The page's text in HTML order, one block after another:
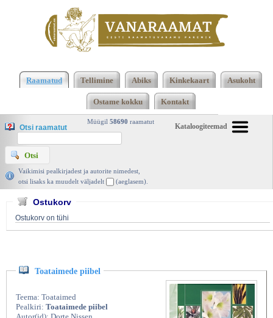
piibel, Dorte Nissen, Sinisukk 2005 | vanaraamat.
Raamatud Tellimine Abiks Kinkekaart Asukoht
Ostame kokku Kontakt
Kataloogiteemad
Müügil 58690 raamatut
Otsi raamatut
Vaikimisi pealkirjadest ja autorite nimedest,
otsi lisaks ka muudelt väljadelt
(aeglasem).
Ostukorv
Ostukorv on tühi
Toataimede piibel
Teema: Toataimed
Pealkiri: Toataimede piibel